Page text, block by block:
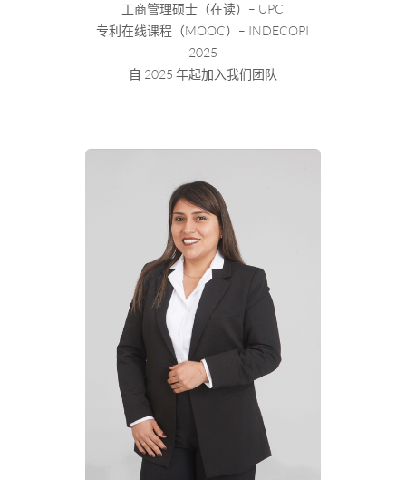
工商管理硕士（在读）– UPC
专利在线课程（MOOC）– INDECOPI
2025
自 2025 年起加入我们团队